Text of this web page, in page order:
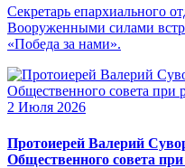
Секретарь епархиального
Вооруженными силами
«Победа за нами».
2 Июля 2026
Протоиерей Валерий
Общественного совета